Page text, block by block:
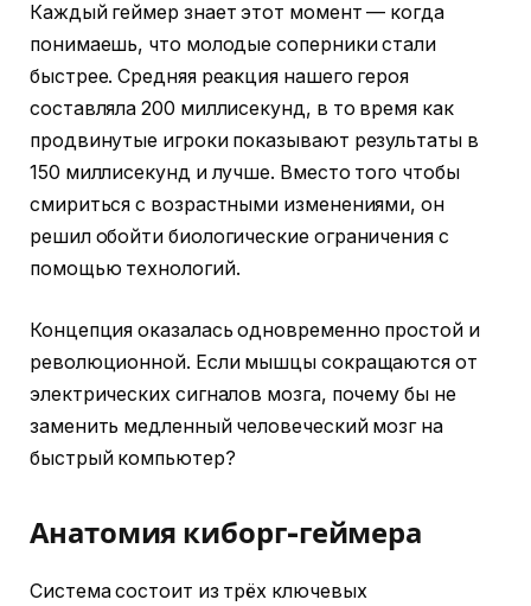
Каждый геймер знает этот момент — когда
понимаешь, что молодые соперники стали
быстрее. Средняя реакция нашего героя
составляла 200 миллисекунд, в то время как
продвинутые игроки показывают результаты в
150 миллисекунд и лучше. Вместо того чтобы
смириться с возрастными изменениями, он
решил обойти биологические ограничения с
помощью технологий.
Концепция оказалась одновременно простой и
революционной. Если мышцы сокращаются от
электрических сигналов мозга, почему бы не
заменить медленный человеческий мозг на
быстрый компьютер?
Анатомия киборг-геймера
Система состоит из трёх ключевых